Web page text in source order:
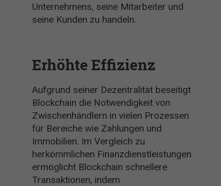
Unternehmens, seine Mitarbeiter und
seine Kunden zu handeln.
Erhöhte Effizienz
Aufgrund seiner Dezentralität beseitigt
Blockchain die Notwendigkeit von
Zwischenhändlern in vielen Prozessen
für Bereiche wie Zahlungen und
Immobilien. Im Vergleich zu
herkömmlichen Finanzdienstleistungen
ermöglicht Blockchain schnellere
Transaktionen, indem